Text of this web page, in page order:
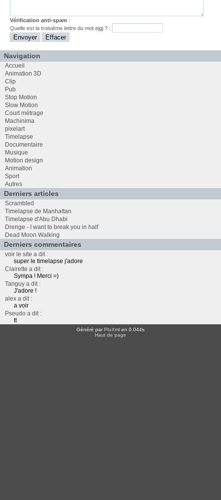
Vérification anti-spam :
Quelle est latroisième lettre du motejgj ? :
Navigation
Accueil
Animation 3D
Clip
Pub
Stop Motion
Slow Motion
Court métrage
Machinima
pixelart
Timelapse
Documentaire
Musique
Motion design
Animation
Sport
Autres
Derniers articles
Scrambled
Timelapse de Manhattan
Timelapse d'Abu Dhabi
Drenge - I want to break you in half
Dead Moon Walking
Derniers commentaires
voir le site a dit :
super le timelapse j'adore
Clairette a dit :
Sympa ! Merci =)
Tanguy a dit :
J'adore !
alex a dit :
a voir
Pseudo a dit :
tt
Généré parPluXml en 0.044s
Haut de page